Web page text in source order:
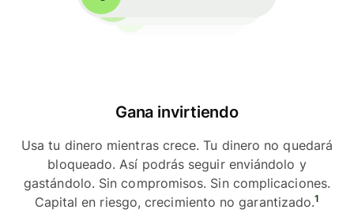
Gana invirtiendo
Usa tu dinero mientras crece. Tu dinero no quedará
bloqueado. Así podrás seguir enviándolo y
gastándolo. Sin compromisos. Sin complicaciones.
Capital en riesgo, crecimiento no garantizado.1